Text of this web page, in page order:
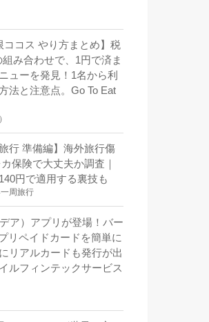
ココス やり方まとめ】税
み合わせで、1円で済ま
ューを発見！1名から利
法と注意点。Go To Eat
行 準備編】海外旅行傷
保険で大丈夫か調査｜
円で適用する裏技も
周旅行
ア）アプリが登場！バー
リペイドカードを簡単に
リアルカードも発行が出
ルフィンテックサービス